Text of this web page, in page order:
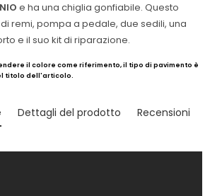
e ha una chiglia gonfiabile. Questo
remi, pompa a pedale, due sedili, una
e il suo kit di riparazione.
il colore come riferimento, il tipo di pavimento è
titolo dell'articolo.
Dettagli del prodotto Recensioni